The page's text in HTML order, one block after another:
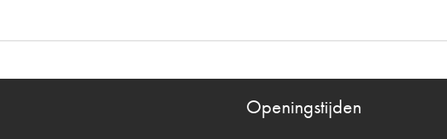
Openingstijden